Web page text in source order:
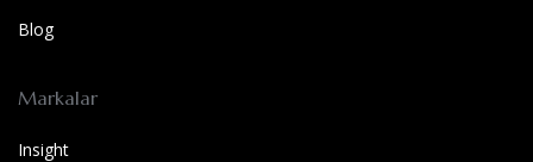
Blog
Markalar
Insight